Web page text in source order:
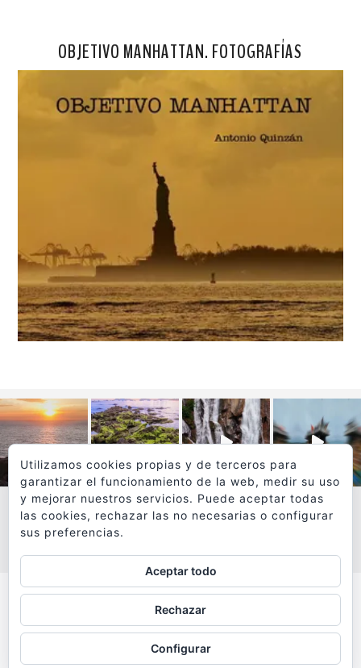
OBJETIVO MANHATTAN. FOTOGRAFÍAS
VER MÁS
Todos los textos y fotografías de
www.viajesyfotografia.comson propiedad de su autor
y están protegidos por © Copyright
Utilizamos cookies propias y de terceros para
garantizar el funcionamiento de la web, medir su uso
y mejorar nuestros servicios. Puede aceptar todas
las cookies, rechazar las no necesarias o configurar
sus preferencias.
Aceptar todo
Rechazar
Configurar